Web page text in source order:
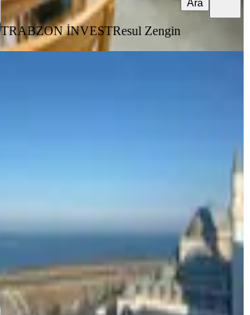
TRABZON İNVESTResul Zengin
Ara
HASAN CAN GENÇOĞLU